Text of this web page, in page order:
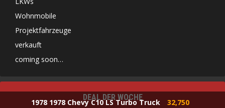
Wohnmobile
Projektfahrzeuge
verkauft
coming soon…
DEAL DER WOCHE
1978 1978 Chevy C10 LS Turbo Truck 32,750